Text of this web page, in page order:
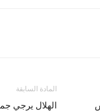
المادة السابقة
الهلال يرجي